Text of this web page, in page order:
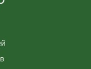
рівна,
Найкращий